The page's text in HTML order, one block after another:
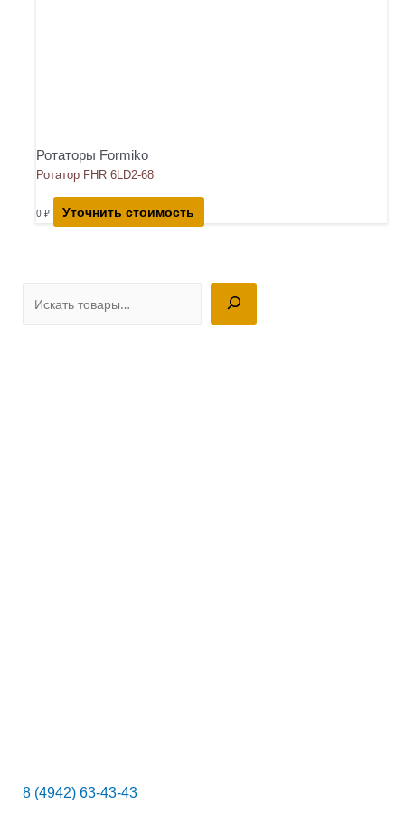
8 (4942) 63-43-43
Ротаторы Formiko
Ротатор FHR 6LD2-68
0 ₽ Уточнить стоимость